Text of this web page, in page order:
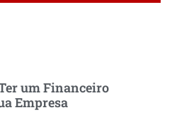
um Financeiro
Empresa